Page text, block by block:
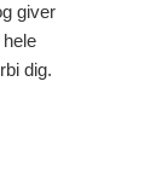
giver
dig.